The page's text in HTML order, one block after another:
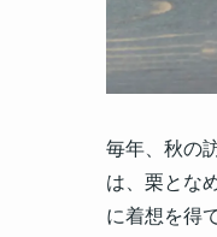
毎年、秋の
は、栗とな
に着想を得